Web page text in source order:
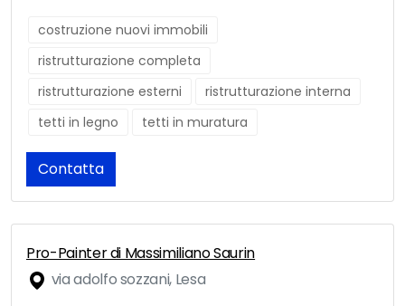
costruzione nuovi immobili
ristrutturazione completa
ristrutturazione esterni
ristrutturazione interna
tetti in legno
tetti in muratura
Contatta
Pro-Painter di Massimiliano Saurin
via adolfo sozzani, Lesa